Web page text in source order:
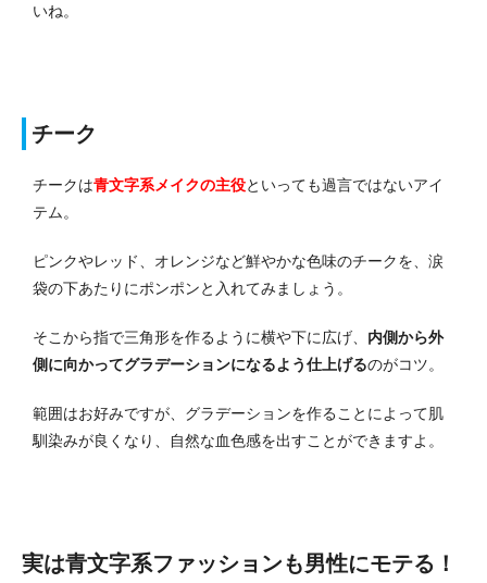
いね。
チーク
チークは青文字系メイクの主役といっても過言ではないアイ
テム。
ピンクやレッド、オレンジなど鮮やかな色味のチークを、涙
袋の下あたりにポンポンと入れてみましょう。
そこから指で三角形を作るように横や下に広げ、 内側から外
側に向かってグラデーションになるよう仕上げるのがコツ。
範囲はお好みですが、グラデーションを作ることによって肌
馴染みが良くなり、自然な血色感を出すことができますよ。
実は青文字系ファッションも男性にモテる！